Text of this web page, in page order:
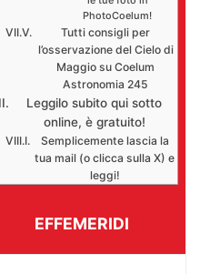
PhotoCoelum!
Tutti consigli per
l’osservazione del Cielo di
Maggio su Coelum
Astronomia 245
Leggilo subito qui sotto
online, è gratuito!
Semplicemente lascia la
tua mail (o clicca sulla X) e
leggi!
EFFEMERIDI